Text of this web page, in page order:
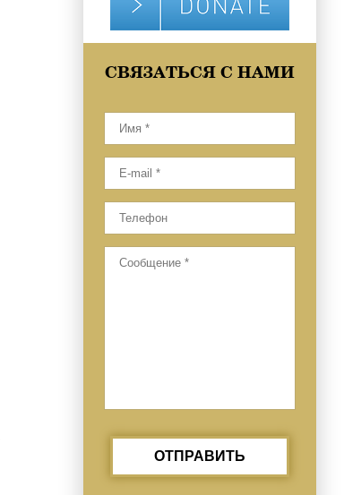
СВЯЗАТЬСЯ С НАМИ
ОТПРАВИТЬ